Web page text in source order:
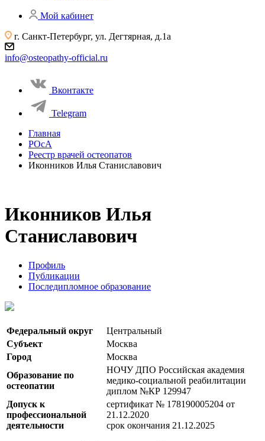
Мой кабинет
г. Санкт-Петербург, ул. Дегтярная, д.1а
info@osteopathy-official.ru
Вконтакте
Telegram
Главная
РОсА
Реестр врачей остеопатов
Иконников Илья Станиславович
Иконников Илья
Станиславович
Профиль
Публикации
Последипломное образование
Федеральный округ
Центральный
Субъект
Москва
Город
Москва
Образование по
остеопатии
НОЧУ ДПО Российская академия
медико-социальной реабилитации
диплом №КР 129947
Допуск к
профессиональной
деятельности
сертификат № 178190005204 от
21.12.2020
срок окончания 21.12.2025